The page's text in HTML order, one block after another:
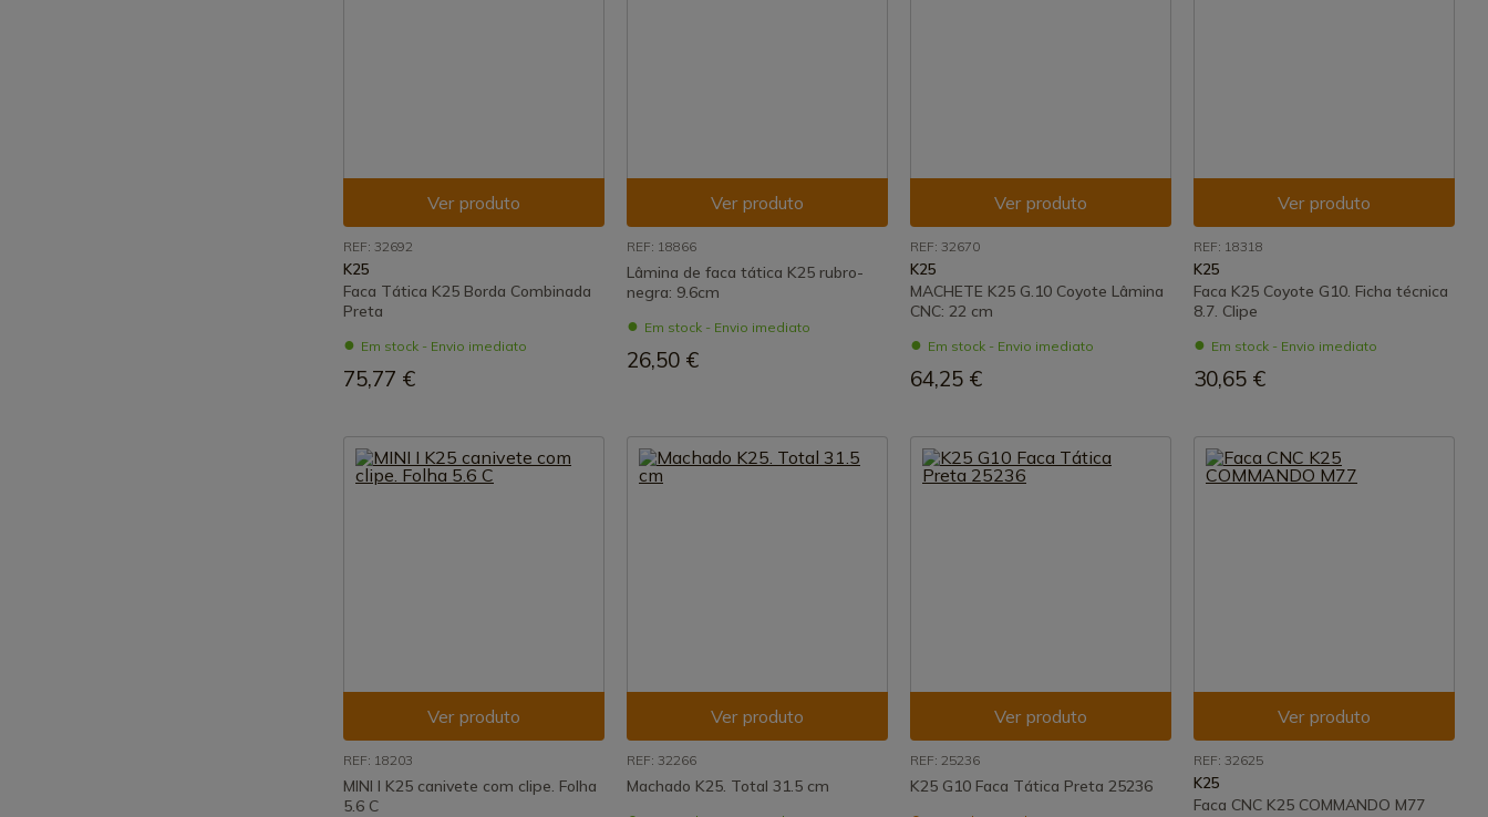
Ver produto
REF: 32692
K25
Faca Tática K25 Borda Combinada
Preta
Em stock - Envio imediato
75,77 €
Ver produto
REF: 18866
Lâmina de faca tática K25 rubro-
negra: 9.6cm
Em stock - Envio imediato
26,50 €
Ver produto
REF: 32670
K25
MACHETE K25 G.10 Coyote Lâmina
CNC: 22 cm
Em stock - Envio imediato
64,25 €
Ver produto
REF: 18318
K25
Faca K25 Coyote G10. Ficha técnica
8.7. Clipe
Em stock - Envio imediato
30,65 €
Ver produto
REF: 18203
MINI I K25 canivete com clipe. Folha
5.6 C
Ver produto
REF: 32266
Machado K25. Total 31.5 cm
Ver produto
REF: 25236
K25 G10 Faca Tática Preta 25236
Ver produto
REF: 32625
K25
Faca CNC K25 COMMANDO M77